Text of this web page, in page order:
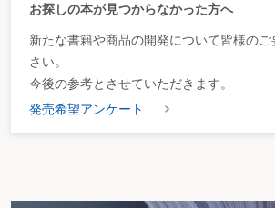
お探しの本が見つからなかった方へ
新たな書籍や商品の開発について皆様の
さい。
今後の参考とさせていただきます。
発売希望アンケート